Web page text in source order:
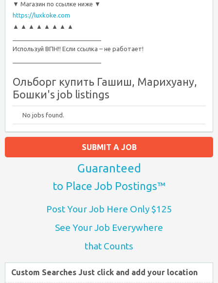
▼ Магазин по ссылке ниже ▼
https://luxkoke.com
▲ ▲ ▲ ▲ ▲ ▲ ▲ ▲
Используй ВПН!! Если ссылка – не работает!
Ольборг купить Гашиш, Марихуану,
Бошки's job listings
No jobs found.
SUBMIT A JOB
Guaranteed
to Place Job Postings™
Post Your Job Here Only $125
See Your Job Everywhere
that Counts
Custom Searches Just click and add your location